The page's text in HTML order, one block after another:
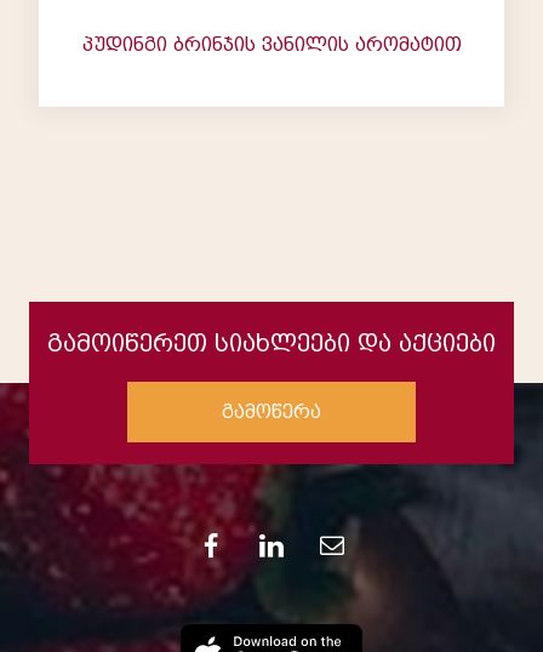
პუდინგი ბრინჯის ვანილის არომატით
გამოიწერეთ სიახლეები და აქციები
გამოწერა